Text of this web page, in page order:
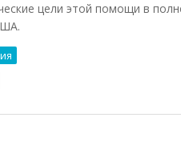
цели этой помощи в